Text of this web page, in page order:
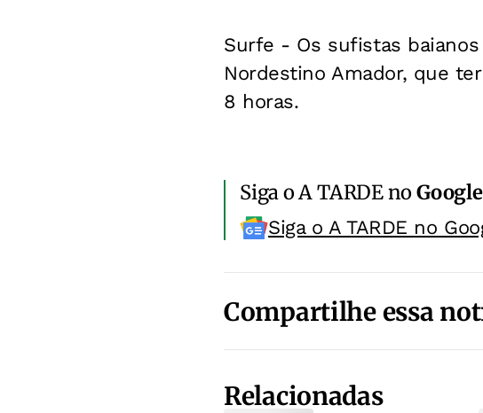
Surfe - Os sufistas
Nordestino Amador, que
8 horas.
Siga o A TARDE no
Siga o A TARDE no
Compartilhe essa
Relacionadas